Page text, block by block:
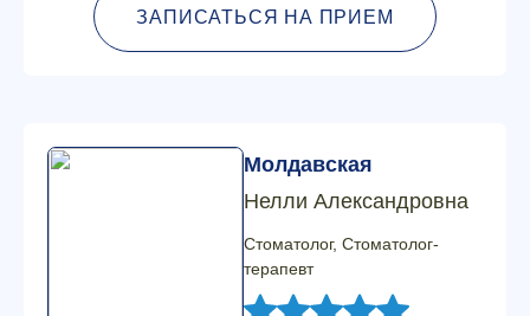
ЗАПИСАТЬСЯ НА ПРИЕМ
Молдавская
Нелли Александровна
Стоматолог, Стоматолог-
терапевт